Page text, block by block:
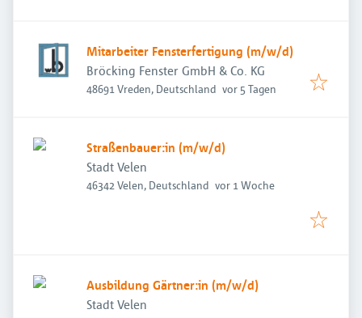
Mitarbeiter Fensterfertigung (m/w/d)
Bröcking Fenster GmbH & Co. KG
48691 Vreden, Deutschland Veröffentlicht
vor 5 Tagen
Straßenbauer:in (m/w/d)
Stadt Velen
46342 Velen, Deutschland Veröffentlicht
vor 1 Woche
Ausbildung Gärtner:in (m/w/d)
Stadt Velen